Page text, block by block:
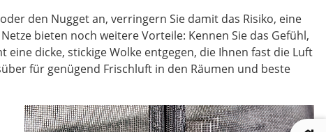
oder den Nugget an, verringern Sie damit das Risiko, eine
bieten noch weitere Vorteile: Kennen Sie das Gefühl,
dicke, stickige Wolke entgegen, die Ihnen fast die Luft
für genügend Frischluft in den Räumen und beste